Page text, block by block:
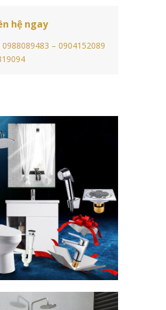
hệ ngay
0988089483 – 0904152089